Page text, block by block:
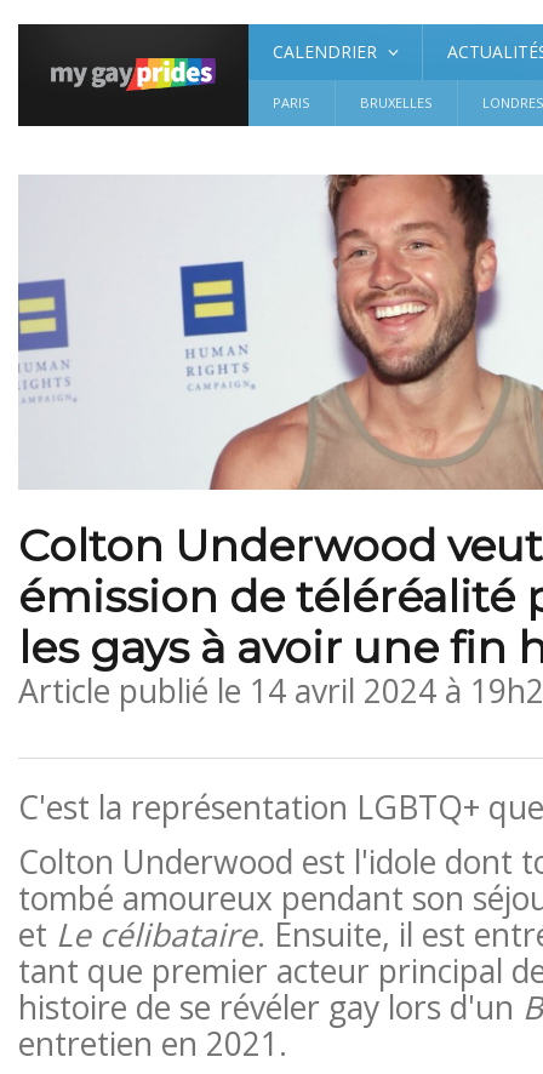
CALENDRIER
PARIS BRUXELLES LONDRES
Colton Underwood
émission de téléréalité
les gays à avoir une fin
Article publié le 14 avril 2024 à
C'est la représentation LGBTQ+
Colton Underwood est l'idole dont
tombé amoureux pendant son
et Le célibataire. Ensuite, il est
tant que premier acteur principal
histoire de se révéler gay lors d'un
entretien en 2021.